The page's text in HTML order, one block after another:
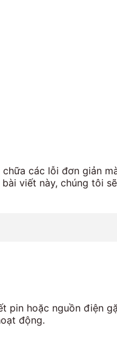
các lỗi đơn giản
viết này, chúng tôi
pin hoặc nguồn điện
động.